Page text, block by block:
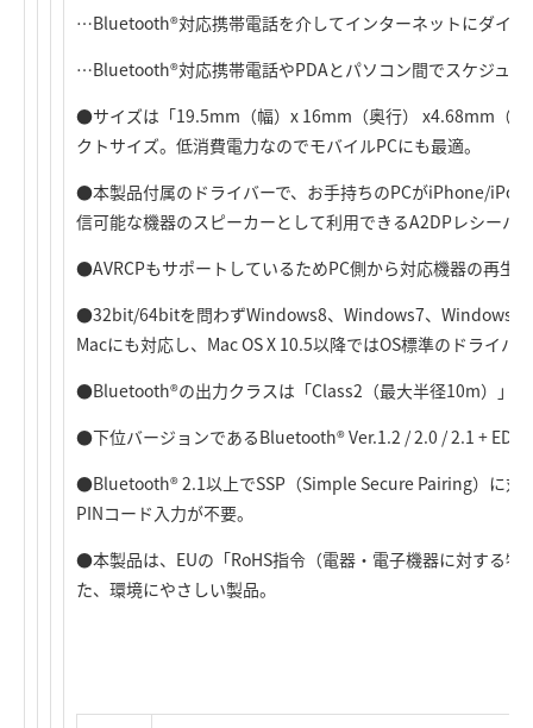
…Bluetooth®対応携帯電話を介してインターネットにダイ
…Bluetooth®対応携帯電話やPDAとパソコン間でスケジュー
●サイズは「19.5mm（幅）x 16mm（奥行） x4.68mm（高
クトサイズ。低消費電力なのでモバイルPCにも最適。
●本製品付属のドライバーで、お手持ちのPCがiPhone/
信可能な機器のスピーカーとして利用できるA2DPレシーバ
●AVRCPもサポートしているためPC側から対応機器の再生
●32bit/64bitを問わずWindows8、Windows7、Windows
Macにも対応し、Mac OS X 10.5以降ではOS標準のドライバ
●Bluetooth®の出力クラスは「Class2（最大半径10m）」
●下位バージョンであるBluetooth® Ver.1.2 / 2.0 / 2.1 + EDR
●Bluetooth® 2.1以上でSSP（Simple Secure Pairing）に対
PINコード入力が不要。
●本製品は、EUの「RoHS指令（電器・電子機器に対する特
た、環境にやさしい製品。